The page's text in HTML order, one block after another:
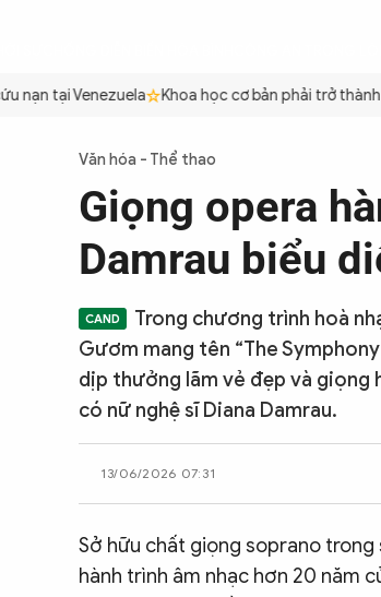
tại Venezuela Khoa học cơ bản phải trở thành
Văn hóa - Thể thao
Giọng opera
Damrau biểu
Trong chương trình hoà
Gươm mang tên “The
dịp thưởng lãm vẻ đẹp và giọng
có nữ nghệ sĩ Diana Damrau.
13/06/2026 07:31
Sở hữu chất giọng soprano
hành trình âm nhạc hơn 20 năm